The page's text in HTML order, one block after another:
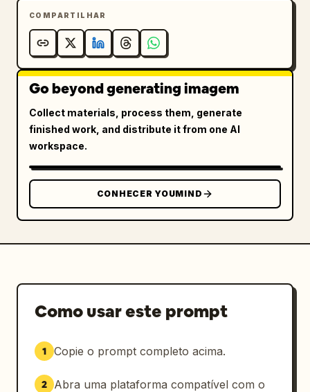
COMPARTILHAR
Go beyond generating imagem
Collect materials, process them, generate
finished work, and distribute it from one AI
workspace.
CONHECER YOUMIND
Como usar este prompt
1 Copie o prompt completo acima.
2
Abra uma plataforma compatível com o